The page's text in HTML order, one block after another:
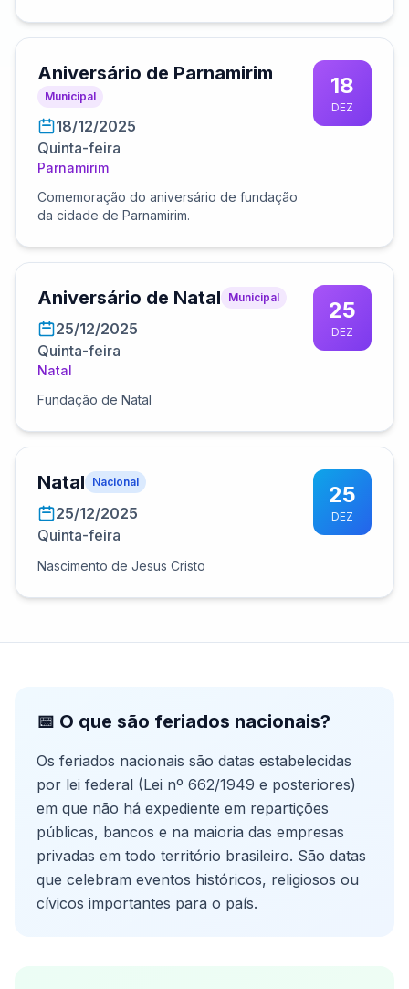
Aniversário de Parnamirim
Municipal
18/12/2025
Quinta-feira
Parnamirim
Comemoração do aniversário de fundação
da cidade de Parnamirim.
18
DEZ
Aniversário de Natal Municipal
25/12/2025
Quinta-feira
Natal
Fundação de Natal
25
DEZ
Natal Nacional
25/12/2025
Quinta-feira
Nascimento de Jesus Cristo
25
DEZ
📅 O que são feriados nacionais?
Os feriados nacionais são datas estabelecidas
por lei federal (Lei nº 662/1949 e posteriores)
em que não há expediente em repartições
públicas, bancos e na maioria das empresas
privadas em todo território brasileiro. São datas
que celebram eventos históricos, religiosos ou
cívicos importantes para o país.